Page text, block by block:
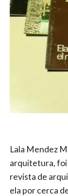
Lala Mendez
arquitetura, foi
revista de
ela por cerca